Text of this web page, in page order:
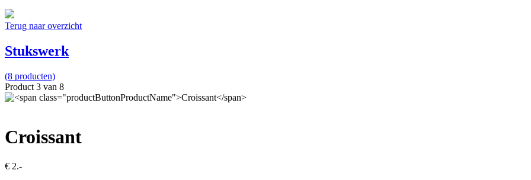
Terug naar overzicht
Stukswerk
(8 producten)
Product 3 van 8
Croissant
€ 2.-